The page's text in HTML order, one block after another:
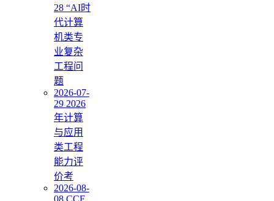
28 “AI时
代计算
机类专
业复杂
工程问
题
2026-07-
29 2026
年计算
与应用
类工程
能力评
价考
2026-08-